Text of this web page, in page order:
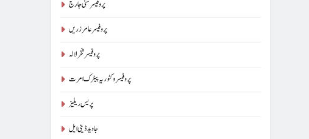
پروفیسر سنی جارج
پروفیسر عامر زریں
پروفیسر فخر لالہ
پروفیسر وکٹوریہ پیٹرک امرت
پریس ریلیز
جاوید ڈینی ایل